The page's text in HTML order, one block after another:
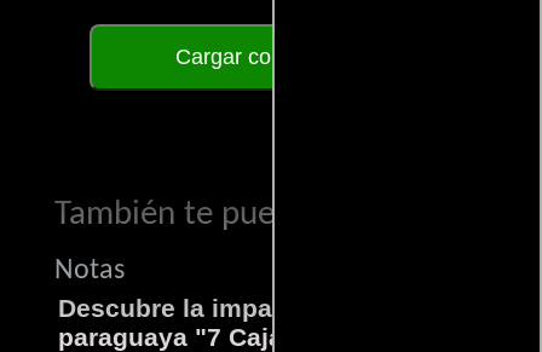
Cargar comentarios
También te puede interesar...
Notas
Descubre la impactante película
paraguaya "7 Cajas"